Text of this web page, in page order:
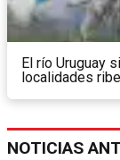
El río Uruguay
localidades
NOTICIAS